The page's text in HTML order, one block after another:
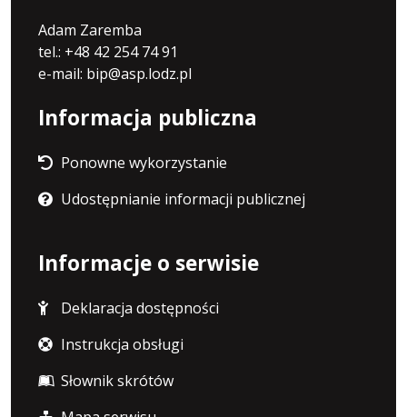
Adam Zaremba
tel.: +48 42 254 74 91
e-mail: bip@asp.lodz.pl
Informacja publiczna
Ponowne wykorzystanie
Udostępnianie informacji publicznej
Informacje o serwisie
Deklaracja dostępności
Instrukcja obsługi
Słownik skrótów